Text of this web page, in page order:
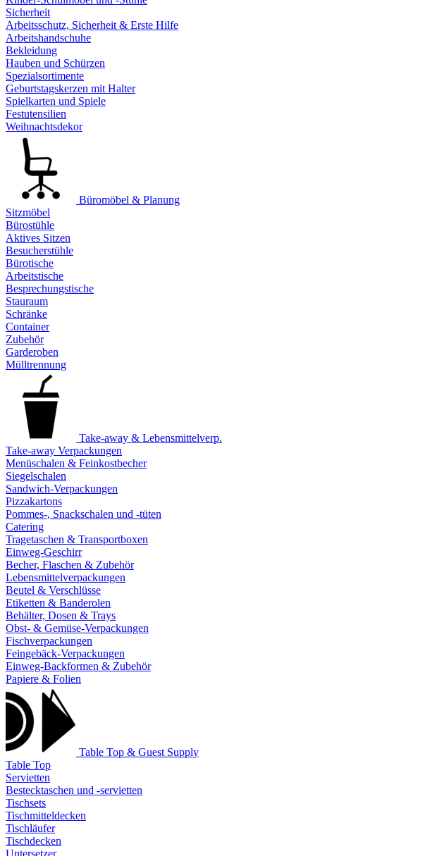
Sicherheit
Arbeitsschutz, Sicherheit & Erste Hilfe
Arbeitshandschuhe
Bekleidung
Hauben und Schürzen
Spezialsortimente
Geburtstagskerzen mit Halter
Spielkarten und Spiele
Festutensilien
Weihnachtsdekor
Büromöbel & Planung
Sitzmöbel
Bürostühle
Aktives Sitzen
Besucherstühle
Bürotische
Arbeitstische
Besprechungstische
Stauraum
Schränke
Container
Zubehör
Garderoben
Mülltrennung
Take-away & Lebensmittelverp.
Take-away Verpackungen
Menüschalen & Feinkostbecher
Siegelschalen
Sandwich-Verpackungen
Pizzakartons
Pommes-, Snackschalen und -tüten
Catering
Tragetaschen & Transportboxen
Einweg-Geschirr
Becher, Flaschen & Zubehör
Lebensmittelverpackungen
Beutel & Verschlüsse
Etiketten & Banderolen
Behälter, Dosen & Trays
Obst- & Gemüse-Verpackungen
Fischverpackungen
Feingebäck-Verpackungen
Einweg-Backformen & Zubehör
Papiere & Folien
Table Top & Guest Supply
Table Top
Servietten
Bestecktaschen und -servietten
Tischsets
Tischmitteldecken
Tischläufer
Tischdecken